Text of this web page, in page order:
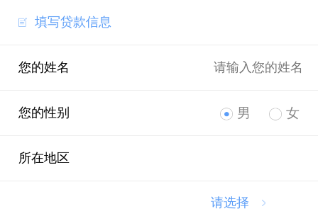
填写贷款信息
您的姓名
您的性别 男 女
所在地区
请选择